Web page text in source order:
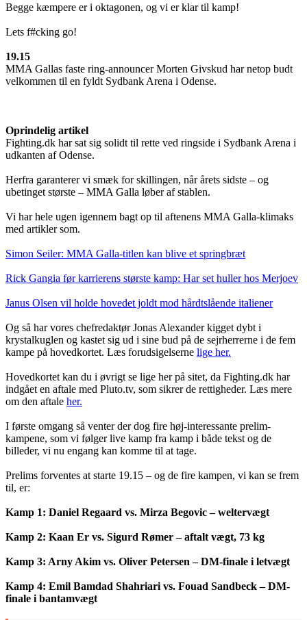
Begge kæmpere er i oktagonen, og vi er klar til kamp!
Lets f#cking go!
19.15
MMA Gallas faste ring-announcer Morten Givskud har netop budt
velkommen til en fyldt Sydbank Arena i Odense.
Oprindelig artikel
Fighting.dk har sat sig solidt til rette ved ringside i Sydbank Arena i
udkanten af Odense.
Herfra garanterer vi smæk for skillingen, når årets sidste – og
ubetinget største – MMA Galla løber af stablen.
Vi har hele ugen igennem bagt op til aftenens MMA Galla-klimaks
med artikler som.
Simon Seiler: MMA Galla-titlen kan blive et springbræt
Rick Gangia før karrierens største kamp: Har set huller hos Merjoev
Janus Olsen vil holde hovedet joldt mod hårdtslående italiener
Og så har vores chefredaktør Jonas Alexander kigget dybt i
krystalkuglen og kastet sig ud i sine bud på de sejrherrerne i de fem
kampe på hovedkortet. Læs forudsigelserne lige her.
Hovedkortet kan du i øvrigt se lige her på sitet, da Fighting.dk har
indgået en aftale med Pluto.tv, som sikrer de rettigheder. Læs mere
om den aftale her.
I første omgang så venter der dog fire høj-interessante prelim-
kampene, som vi følger live kamp fra kamp i både tekst og de
billeder, vi nu engang kan komme til at tage.
Prelims forventes at starte 19.15 – og de fire kampen, vi kan se frem
til, er:
Kamp 1: Daniel Regaard vs. Mirza Begovic – weltervægt
Kamp 2: Kaan Er vs. Sigurd Rømer – aftalt vægt, 73 kg
Kamp 3: Arny Akim vs. Oliver Petersen – DM-finale i letvægt
Kamp 4: Emil Bamdad Shahriari vs. Fouad Sandbeck – DM-
finale i bantamvægt